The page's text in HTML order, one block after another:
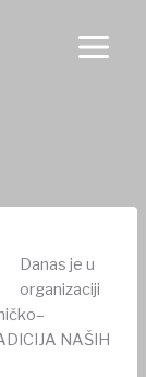
Danas je u
organizaciji
NAŠIH